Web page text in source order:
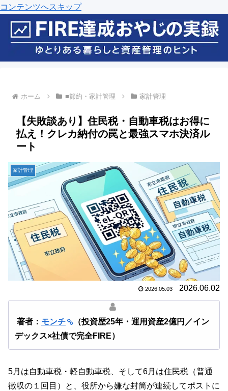
コンテンツへスキップ
ホーム ■節約・家計管理 家計管理
【失敗談あり】住民税・自動車税はお得に
払え！クレカ納付の罠と最強スマホ決済ル
ート
家計管理
2026.05.03 2026.06.02
著者： モンチ
（投資歴25年・運用資産2億円／イン
デックス×社債で完全FIRE）
5月は自動車税・軽自動車税、そして6月は住民税（普通
徴収の１回目）と、役所から嫌な封筒が連続してポストに